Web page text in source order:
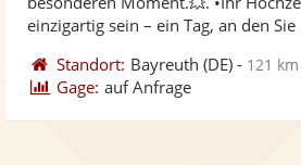
einzigartig sein – ein Tag, an den Sie
Standort: Bayreuth (DE) - 121
Gage: auf Anfrage